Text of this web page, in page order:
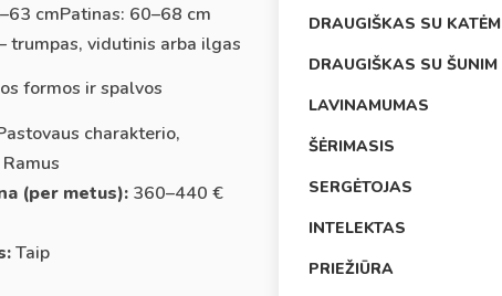
cmPatinas: 60–68 cm
trumpas, vidutinis arba ilgas
formos ir spalvos
charakterio,
(per metus):360–440 €
Taip
DRAUGIŠKAS SU KATĖM
DRAUGIŠKAS SU ŠUNIM
LAVINAMUMAS
ŠĖRIMASIS
SERGĖTOJAS
INTELEKTAS
PRIEŽIŪRA